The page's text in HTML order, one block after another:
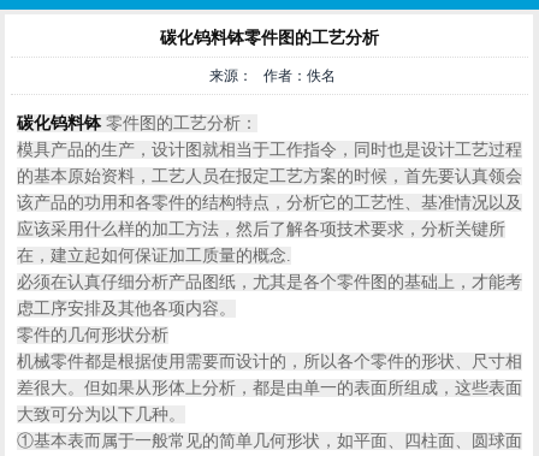
碳化钨料钵零件图的工艺分析
来源： 作者：佚名
碳化钨料钵 零件图的工艺分析：
模具产品的生产，设计图就相当于工作指令，同时也是设计工艺过程
的基本原始资料，工艺人员在报定工艺方案的时候，首先要认真领会
该产品的功用和各零件的结构特点，分析它的工艺性、基准情况以及
应该采用什么样的加工方法，然后了解各项技术要求，分析关键所
在，建立起如何保证加工质量的概念.
必须在认真仔细分析产品图纸，尤其是各个零件图的基础上，才能考
虑工序安排及其他各项内容。
零件的几何形状分析
机械零件都是根据使用需要而设计的，所以各个零件的形状、尺寸相
差很大。但如果从形体上分析，都是由单一的表面所组成，这些表面
大致可分为以下几种。
①基本表而属于一般常见的简单几何形状，如平面、四柱面、圆球面